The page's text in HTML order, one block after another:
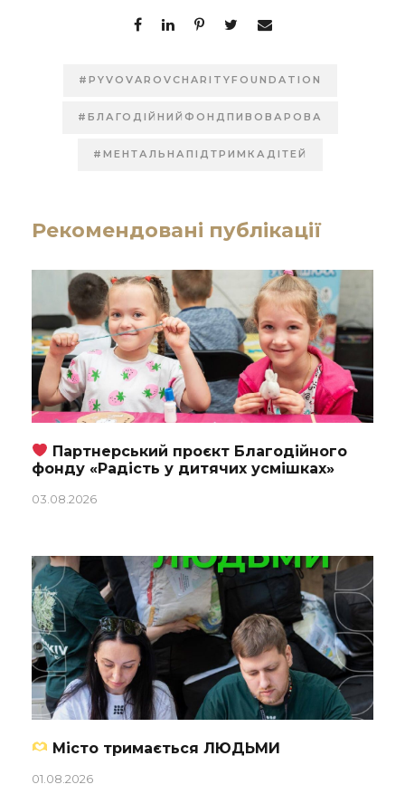
#PYVOVAROVCHARITYFOUNDATION
#БЛАГОДІЙНИЙФОНДПИВОВАРОВА
#МЕНТАЛЬНАПІДТРИМКАДІТЕЙ
Рекомендовані публікації
Партнерський проєкт Благодійного
фонду «Радість у дитячих усмішках»
03.08.2026
Місто тримається ЛЮДЬМИ
01.08.2026